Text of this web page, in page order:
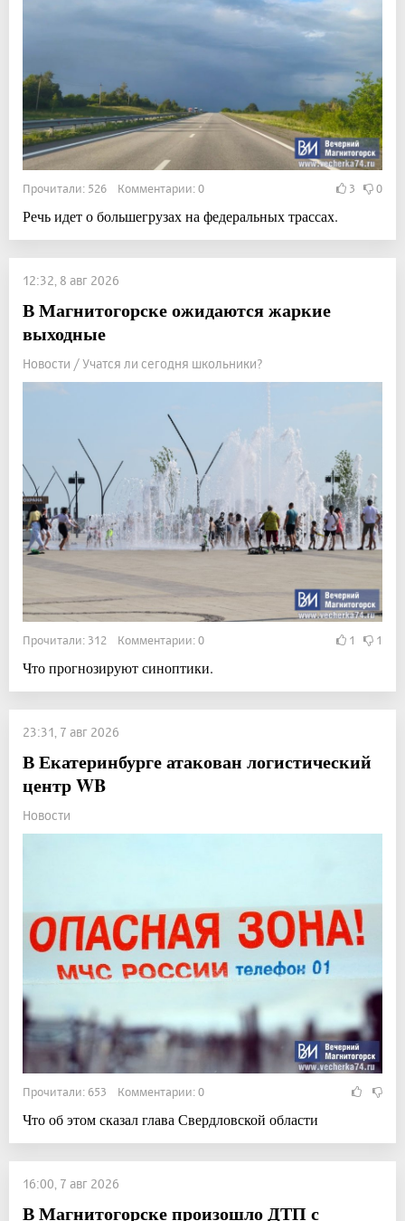
Прочитали: 526 Комментарии: 0 3 0
Речь идет о большегрузах на федеральных трассах.
12:32, 8 авг 2026
В Магнитогорске ожидаются жаркие
выходные
Новости / Учатся ли сегодня школьники?
Прочитали: 312 Комментарии: 0 1 1
Что прогнозируют синоптики.
23:31, 7 авг 2026
В Екатеринбурге атакован логистический
центр WB
Новости
Прочитали: 653 Комментарии: 0
Что об этом сказал глава Свердловской области
16:00, 7 авг 2026
В Магнитогорске произошло ДТП с